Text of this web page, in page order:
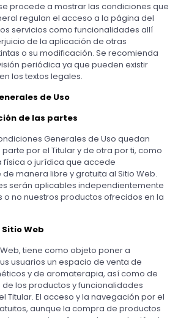
procede a mostrar las condiciones que
regulan el acceso a la página del
servicios como funcionalidades allí
de la aplicación de otras
o su modificación. Se recomienda
periódica ya que pueden existir
los textos legales.
de Uso
de las partes
Generales de Uso quedan
por el Titular y de otra por ti, como
física o jurídica que accede
manera libre y gratuita al Sitio Web.
serán aplicables independientemente
no nuestros productos ofrecidos en la
Web
tiene como objeto poner a
usuarios un espacio de venta de
y de aromaterapia, así como de
los productos y funcionalidades
Titular. El acceso y la navegación por el
aunque la compra de productos